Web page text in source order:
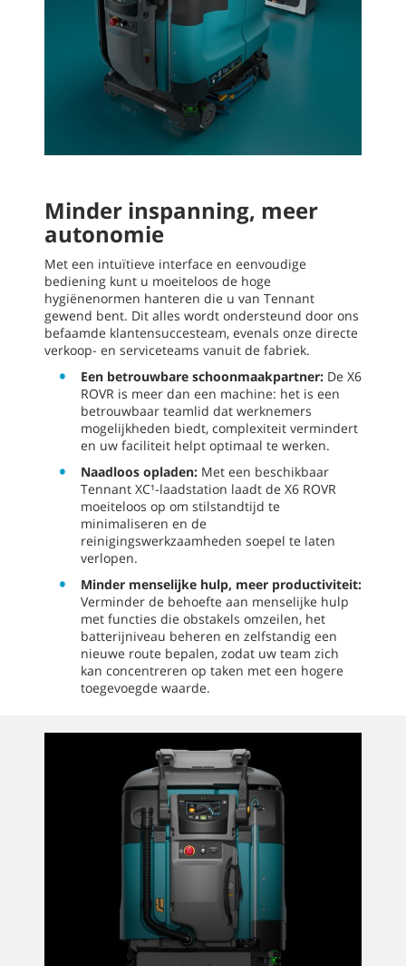
Minder inspanning, meer
autonomie
Met een intuïtieve interface en eenvoudige
bediening kunt u moeiteloos de hoge
hygiënenormen hanteren die u van Tennant
gewend bent. Dit alles wordt ondersteund door ons
befaamde klantensuccesteam, evenals onze directe
verkoop- en serviceteams vanuit de fabriek.
Een betrouwbare schoonmaakpartner: De X6
ROVR is meer dan een machine: het is een
betrouwbaar teamlid dat werknemers
mogelijkheden biedt, complexiteit vermindert
en uw faciliteit helpt optimaal te werken.
Naadloos opladen: Met een beschikbaar
Tennant XC¹-laadstation laadt de X6 ROVR
moeiteloos op om stilstandtijd te
minimaliseren en de
reinigingswerkzaamheden soepel te laten
verlopen.
Minder menselijke hulp, meer productiviteit:
Verminder de behoefte aan menselijke hulp
met functies die obstakels omzeilen, het
batterijniveau beheren en zelfstandig een
nieuwe route bepalen, zodat uw team zich
kan concentreren op taken met een hogere
toegevoegde waarde.